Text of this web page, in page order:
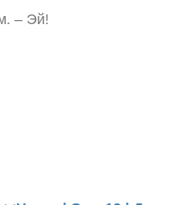
– Эй!